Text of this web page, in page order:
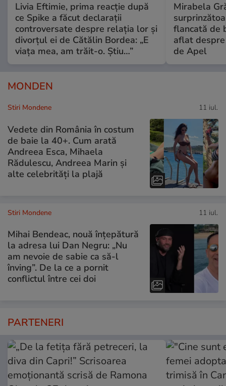
Livia Eftimie, prima reacție după
ce Spike a făcut declarații
controversate despre relația lor și
divorțul ei de Cătălin Bordea: „E
viața mea, am trăit-o. Știu…”
Mirabela
flancată de
aflat
de Apel
MONDEN
Stiri Mondene 11 iul.
Vedete din România în costum
de baie la 40+. Cum arată
Andreea Esca, Mihaela
Rădulescu, Andreea Marin și
alte celebrități la plajă
Stiri Mondene 11 iul.
Mihai Bendeac, nouă înțepătură
la adresa lui Dan Negru: „Nu
am nevoie de sabie ca să-l
înving”. De la ce a pornit
conflictul între cei doi
PARTENERI